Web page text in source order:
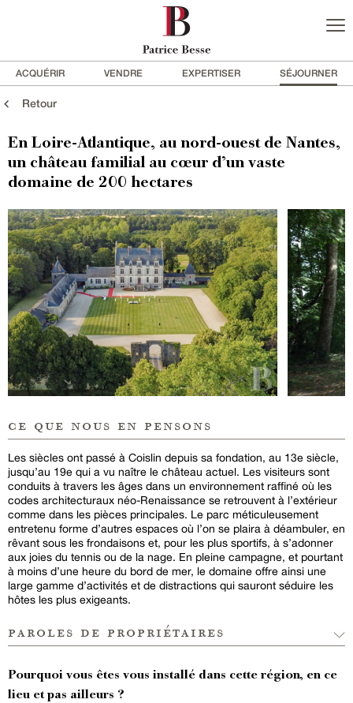
ACQUÉRIR VENDRE EXPERTISER SÉJOURNER
Retour
En Loire-Atlantique, au nord-ouest de Nantes,
un château familial au cœur d’un vaste
domaine de 200 hectares
ce que nous en pensons
Les siècles ont passé à Coislin depuis sa fondation, au 13e siècle,
jusqu’au 19e qui a vu naître le château actuel. Les visiteurs sont
conduits à travers les âges dans un environnement raffiné où les
codes architecturaux néo-Renaissance se retrouvent à l’extérieur
comme dans les pièces principales. Le parc méticuleusement
entretenu forme d’autres espaces où l’on se plaira à déambuler, en
rêvant sous les frondaisons et, pour les plus sportifs, à s’adonner
aux joies du tennis ou de la nage. En pleine campagne, et pourtant
à moins d’une heure du bord de mer, le domaine offre ainsi une
large gamme d’activités et de distractions qui sauront séduire les
hôtes les plus exigeants.
paroles de propriétaires
Pourquoi vous êtes vous installé dans cette région, en ce
lieu et pas ailleurs ?